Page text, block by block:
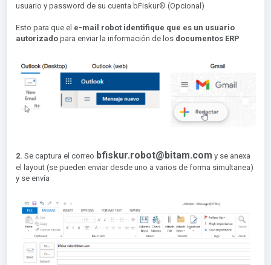
usuario y password de su cuenta bFiskur® (Opcional)
Esto para que el e-mail robot identifique que es un usuario
autorizadopara enviar la información de los documentos ERP
2. Se captura el correo bfiskur.robot@bitam.com y se anexa
el layout (se pueden enviar desde uno a varios de forma simultanea)
y se envía